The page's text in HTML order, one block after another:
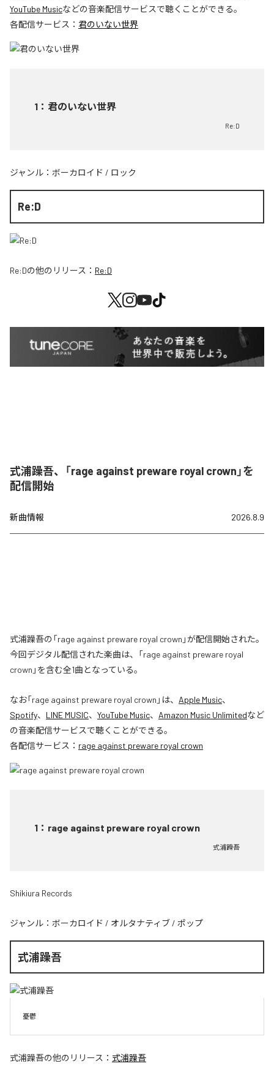
YouTube Musicなどの音楽配信サービスで聴くことができる。
各配信サービス： 君のいない世界
1 ： 君のいない世界
Re:D
ジャンル： ボーカロイド / ロック
Re:D
Re:Dの他のリリース： Re:D
式浦躁吾、「rage against preware royal crown」を
配信開始
新曲情報 2026.8.9
式浦躁吾の「rage against preware royal crown」が配信開始された。
今回デジタル配信された楽曲は、「rage against preware royal
crown」を含む全1曲となっている。
なお「rage against preware royal crown 」は、 Apple Music、
Spotify、 LINE MUSIC、 YouTube Music、 Amazon Music Unlimitedなど
の音楽配信サービスで聴くことができる。
各配信サービス： rage against preware royal crown
1 ： rage against preware royal crown
式浦躁吾
Shikiura Records
ジャンル： ボーカロイド / オルタナティブ / ポップ
式浦躁吾
憂鬱
式浦躁吾の他のリリース： 式浦躁吾